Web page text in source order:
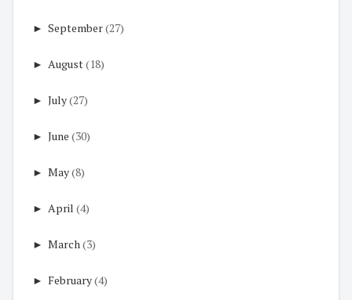
► September(27)
► August(18)
► July(27)
► June (30)
► May(8)
► April (4)
► March(3)
► February(4)